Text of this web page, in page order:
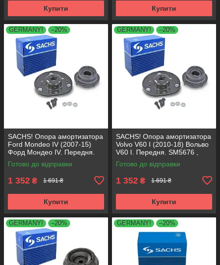
Купити Купити
GERMANY! –20%
SACHS! Опора амортизатора
Ford Mondeo IV (2007-15)
Форд Мондео IV. Передня.
SM5676 , 803053 , KB652.30
Готово до відправки
1 352 ₴ 1 691 ₴
Купити
GERMANY! –20%
SACHS! Опора амортизатора
Volvo V60 I (2010-18) Вольво
V60 I. Передня. SM5676 ,
803053 , KB652.30
Готово до відправки
1 352 ₴ 1 691 ₴
Купити
GERMANY! –20% GERMANY! –20%